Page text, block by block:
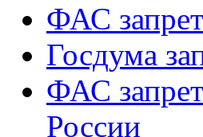
ФАС
Госдума
ФАС
России